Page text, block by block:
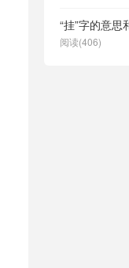
“挂”字的意思
阅读(406)